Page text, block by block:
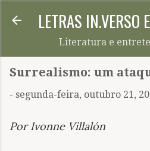
Pular para o
LETRAS IN.VERSO
Literatura e
Surrealismo: um
- segunda-feira, outubro 21,
Por Ivonne Villalón